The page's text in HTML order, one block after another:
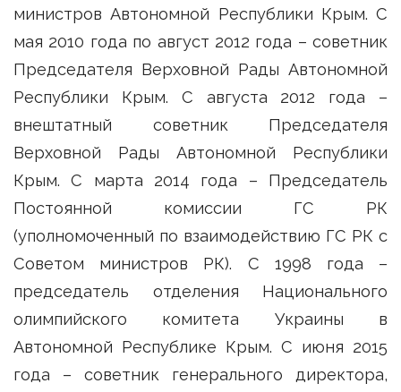
министров Автономной Республики Крым. С
мая 2010 года по август 2012 года – советник
Председателя Верховной Рады Автономной
Республики Крым. С августа 2012 года –
внештатный советник Председателя
Верховной Рады Автономной Республики
Крым. С марта 2014 года – Председатель
Постоянной комиссии ГС РК
(уполномоченный по взаимодействию ГС РК с
Советом министров РК). С 1998 года –
председатель отделения Национального
олимпийского комитета Украины в
Автономной Республике Крым. С июня 2015
года – советник генерального директора,